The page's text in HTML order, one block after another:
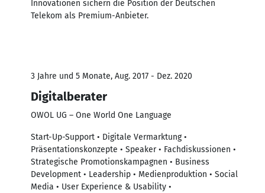
Innovationen sichern die Position der Deutschen
Telekom als Premium-Anbieter.
3 Jahre und 5 Monate, Aug. 2017 - Dez. 2020
Digitalberater
OWOL UG – One World One Language
Start-Up-Support • Digitale Vermarktung •
Präsentationskonzepte • Speaker • Fachdiskussionen •
Strategische Promotionskampagnen • Business
Development • Leadership • Medienproduktion • Social
Media • User Experience & Usability •